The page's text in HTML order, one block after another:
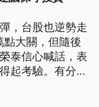
，台股也逆勢走
大關，但隨後
泰信心喊話，表
起考驗。有分析
宜。